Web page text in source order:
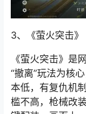
3、《萤火突击》
《萤火突击》是
“撤离”玩法为核
本低，有复仇机
槛不高，枪械改